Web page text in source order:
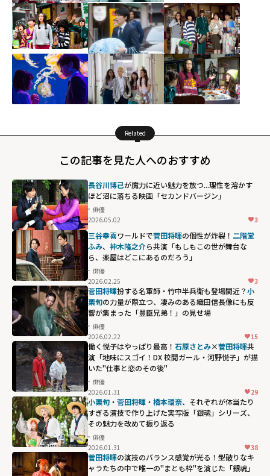
Related
この記事を見た人へのおすすめ
長谷川博己が魔力に近い魅力を放つ...理性を溶かす
ほど沼に落ちる映画「セカンドバージン」
俳優
2026.05.02
3
三谷幸喜ワールドで菅田将暉の個性が炸裂！ 二階堂
ふみ、 神木隆之介ら共演「もしもこの世が舞台な
ら、楽屋はどこにあるのだろう」
俳優
2026.02.25
3
菅田将暉扮する名軍師・竹中半兵衛も登場間近？小
栗旬の力量が際立つ、凄みのある織田信長像にも反
響が集まった「豊臣兄弟！」の見せ場
俳優
2026.02.22
15
働く悦子はやっぱり最高！ 石原さとみ×菅田将暉共
演「地味にスゴイ！DX 校閲ガール・河野悦子」が描
いた"仕事と恋のその後"
俳優
2026.01.31
29
小栗旬 ・ 菅田将暉 ・ 橋本環奈、それぞれが体当たり
すぎる演技で作り上げた実写版「銀魂」シリーズ、
その魅力を改めて振り返る
俳優
2026.01.31
38
菅田将暉の演技のバランス感覚が光る！型破りなキ
ャラたちの中で唯一の"まとも枠"を演じた「銀魂」